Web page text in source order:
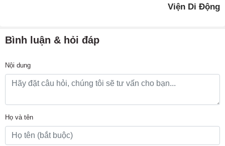
Viện Di Động
Bình luận & hỏi đáp
Nội dung
Họ và tên